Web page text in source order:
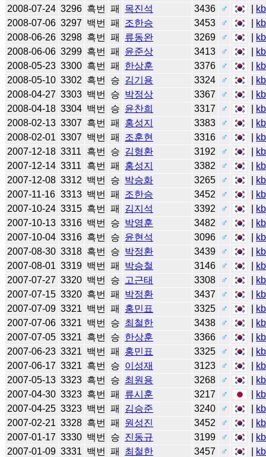
2008-07-24 3296 흑번 패 목진석 3436 ♂
2008-07-06 3297 백번 패 조한승 3453 ♂
2008-06-26 3298 흑번 패 류동완 3269 ♂
2008-06-06 3299 흑번 패 윤준상 3413 ♂
2008-05-23 3300 흑번 패 한상훈 3376 ♂
2008-05-10 3302 흑번 승 김기용 3324 ♂
2008-04-27 3303 백번 승 박정상 3367 ♂
2008-04-18 3304 백번 승 윤찬희 3317 ♂
2008-02-13 3307 흑번 패 홍성지 3383 ♂
2008-02-01 3307 백번 패 조훈현 3316 ♂
2007-12-18 3311 흑번 승 김형환 3192 ♂
2007-12-14 3311 흑번 패 홍성지 3382 ♂
2007-12-08 3312 백번 승 박승화 3265 ♂
2007-11-16 3313 백번 패 조한승 3452 ♂
2007-10-24 3315 흑번 패 김지석 3392 ♂
2007-10-13 3316 백번 승 박영훈 3482 ♂
2007-10-04 3316 흑번 승 윤현석 3096 ♂
2007-08-30 3318 흑번 승 박정환 3439 ♂
2007-08-01 3319 백번 패 박승철 3146 ♂
2007-07-27 3320 백번 승 고근태 3308 ♂
2007-07-15 3320 흑번 패 박정환 3437 ♂
2007-07-09 3321 백번 패 홍민표 3325 ♂
2007-07-06 3321 백번 승 최철한 3438 ♂
2007-07-05 3321 흑번 승 한상훈 3366 ♂
2007-06-23 3321 백번 패 홍민표 3325 ♂
2007-06-17 3321 흑번 승 이성재 3123 ♂
2007-05-13 3323 흑번 승 최원용 3268 ♂
2007-04-30 3323 흑번 패 류시훈 3217 ♂
2007-04-25 3323 백번 패 김승준 3240 ♂
2007-02-21 3328 흑번 패 원성진 3452 ♂
2007-01-17 3330 백번 승 진동규 3199 ♂
2007-01-09 3331 백번 패 최철한 3457 ♂